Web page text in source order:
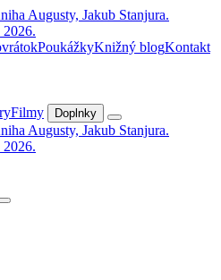
PoukážkyKnižný blogKontakt
Filmy Doplnky